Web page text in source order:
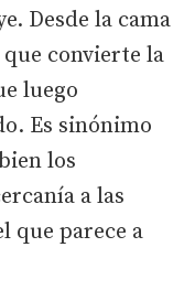
Desde la cama
convierte la
luego
Es sinónimo
los
a las
que parece a